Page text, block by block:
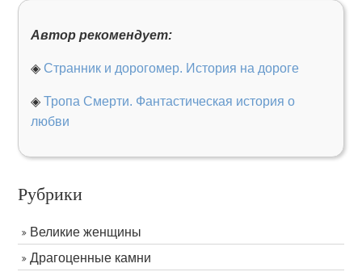
Автор рекомендует:
◈ Странник и дорогомер. История на дороге
◈Тропа Смерти. Фантастическая история о
любви
Рубрики
Великие женщины
Драгоценные камни